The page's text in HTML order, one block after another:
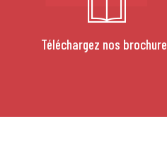
Téléchargez nos